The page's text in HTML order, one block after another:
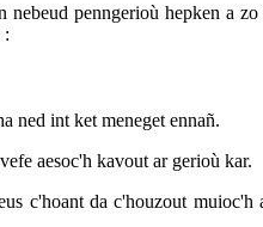
penngerioù hepken a
:
ned int ket meneget ennañ.
aesoc'h kavout ar gerioù kar.
c'hoant da c'houzout